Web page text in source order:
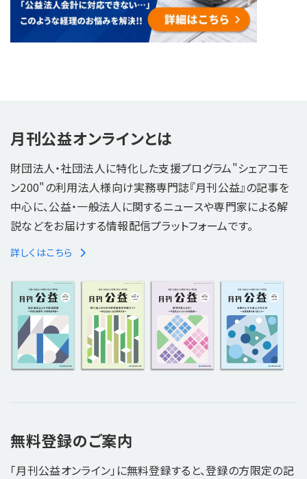
月刊公益オンラインとは
財団法人・社団法人に特化した支援プログラム"シェアコモ
ン200"の利用法人様向け実務専門誌『月刊公益』の記事を
中心に、公益・一般法人に関するニュースや専門家による解
説などをお届けする情報配信プラットフォームです。
詳しくはこちら
無料登録のご案内
「月刊公益オンライン」に無料登録すると、登録の方限定の記